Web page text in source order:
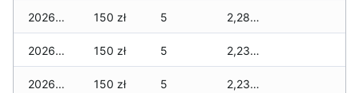
2026-07-21 150 zł 5 2,280 zł
2026-07-20 150 zł 5 2,230 zł
2026-07-18 150 zł 5 2,230 zł